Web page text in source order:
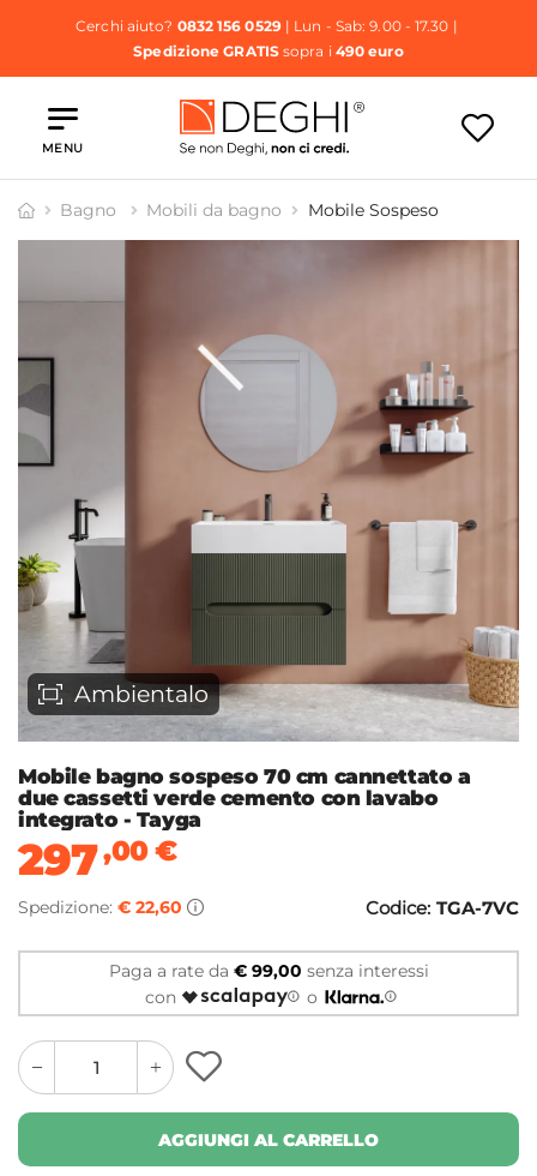
Cerchi aiuto? 0832 156 0529| Lun - Sab: 9.00 - 17.30 |
Spedizione GRATISsopra i 490 euro
MENU
Bagno Mobili da bagno Mobile Sospeso
Ambientalo
Mobile bagno sospeso 70 cm cannettato a
due cassetti verde cemento con lavabo
integrato - Tayga
297,00€
Spedizione: € 22,60 Codice: TGA-7VC
Paga a rate da € 99,00 senza interessi
con
o
quantity
button
quantity
minus
button
AGGIUNGI AL CARRELLO